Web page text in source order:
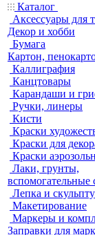
Каталог
Аксессуары для
Декор и хобби
Бумага
Картон,
Каллиграфия
Канцтовары
Карандаши и
Ручки, линеры
Кисти
Краски
Краски для
Краски
Лаки, грунты,
вспомогательные
Лепка и
Макетирование
Маркеры и
Заправки для